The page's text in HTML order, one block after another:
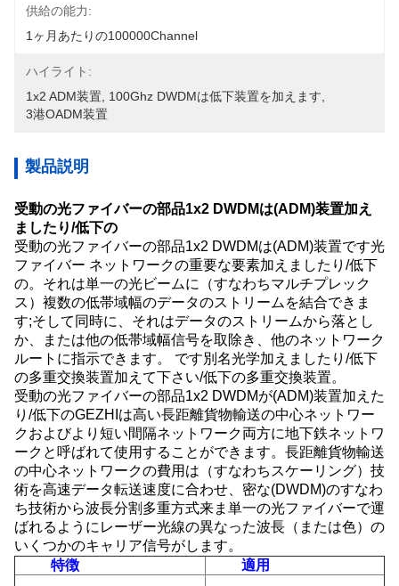
供給の能力:
1ヶ月あたりの100000Channel
ハイライト:
1x2 ADM装置 100Ghz DWDMは低下装置を加えます
3港OADM装置
製品説明
受動の光ファイバーの部品1x2 DWDMは(ADM)装置加え
ましたり/低下の
受動の光ファイバーの部品1x2 DWDMは(ADM)装置です光
ファイバー ネットワークの重要な要素加えましたり/低下
の。それは単一の光ビームに（すなわちマルチプレック
ス）複数の低帯域幅のデータのストリームを結合できま
す;そして同時に、それはデータのストリームから落とし
か、または他の低帯域幅信号を取除き、他のネットワーク
ルートに指示できます。 です別名光学加えましたり/低下
の多重交換装置加えて下さい/低下の多重交換装置。
受動の光ファイバーの部品1x2 DWDMが(ADM)装置加えた
り/低下のGEZHIは高い長距離貨物輸送の中心ネットワー
クおよびより短い間隔ネットワーク両方に地下鉄ネットワ
ークと呼ばれて使用することができます。長距離貨物輸送
の中心ネットワークの費用は（すなわちスケーリング）技
術を高速データ転送速度に合わせ、密な(DWDM)のすなわ
ち技術から波長分割多重方式来ま単一の光ファイバーで運
ばれるようにレーザー光線の異なった波長（または色）の
いくつかのキャリア信号がします。
特徴
適用